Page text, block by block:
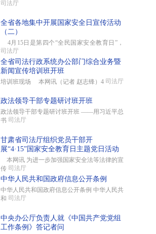
司法厅
全省各地集中开展国家安全日宣传活动
（二）
4月15日是第四个“全民国家安全教育日”，
司法厅
全省司法行政系统办公部门综合业务暨
新闻宣传培训班开班
培训班现场 本网讯（记者 赵志锋）4 司法厅
政法领导干部专题研讨班开班
政法领导干部专题研讨班开班 ——用习近平总
书 司法厅
甘肃省司法厅组织党员干部开
展“4·15”国家安全教育日主题党日活动
本网讯 为进一步加强国家安全法等法律的宣
传 司法厅
中华人民共和国政府信息公开条例
中华人民共和国政府信息公开条例 中华人民共
和 司法厅
中央办公厅负责人就《中国共产党党组
工作条例》答记者问